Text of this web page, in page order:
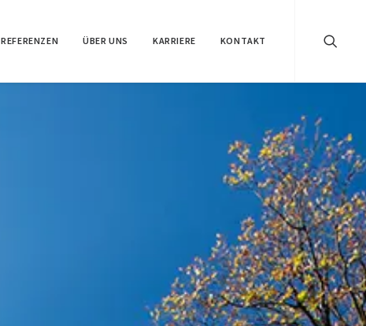
REFERENZEN ÜBER UNS KARRIERE KONTAKT